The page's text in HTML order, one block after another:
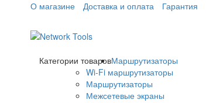
О магазине Доставка и оплата Гарантия
Категории товаровМаршрутизаторы
Wi-Fi маршрутизаторы
Маршрутизаторы
Межсетевые экраны